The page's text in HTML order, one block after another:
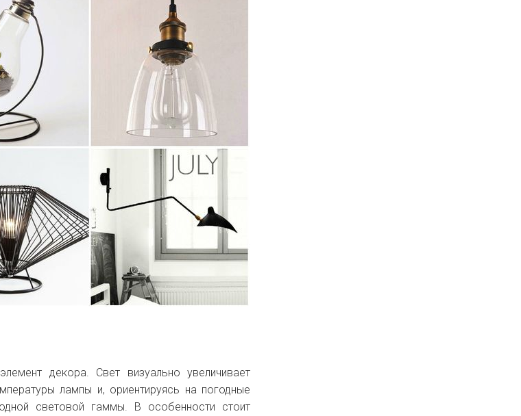
декора. Свет визуально увеличивает
лампы и, ориентируясь на погодные
световой гаммы. В особенности стоит